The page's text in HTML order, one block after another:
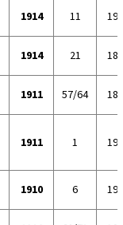
1914 11
1914 21
1911 57/64
1911 1
1910 6